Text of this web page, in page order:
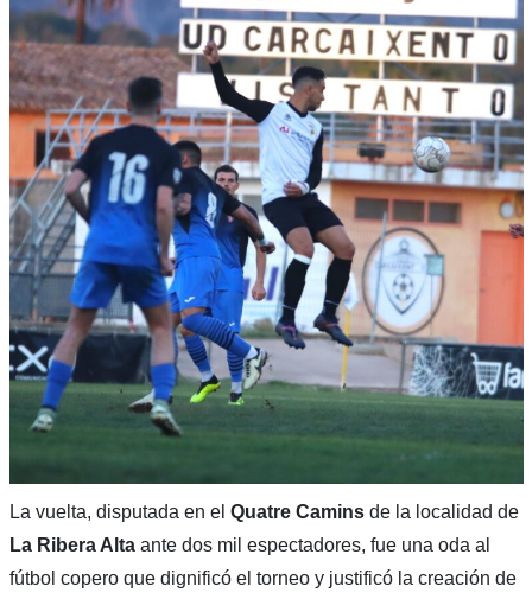
La vuelta, disputada en el Quatre Caminsde la localidad de
La Ribera Altaante dos mil espectadores, fue una oda al
fútbol copero que dignificó el torneo y justificó la creación de